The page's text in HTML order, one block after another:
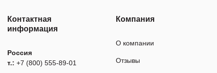
Контактная
информация
Россия
т.: +7 (800) 555-89-01
Компания
О компании
Отзывы